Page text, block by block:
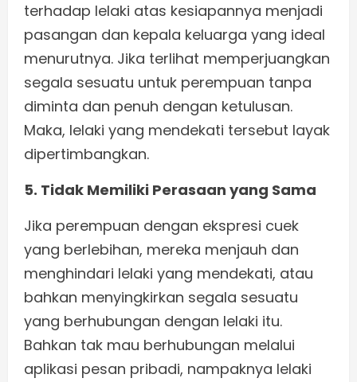
terhadap lelaki atas kesiapannya menjadi
pasangan dan kepala keluarga yang ideal
menurutnya. Jika terlihat memperjuangkan
segala sesuatu untuk perempuan tanpa
diminta dan penuh dengan ketulusan.
Maka, lelaki yang mendekati tersebut layak
dipertimbangkan.
5. Tidak Memiliki Perasaan yang Sama
Jika perempuan dengan ekspresi cuek
yang berlebihan, mereka menjauh dan
menghindari lelaki yang mendekati, atau
bahkan menyingkirkan segala sesuatu
yang berhubungan dengan lelaki itu.
Bahkan tak mau berhubungan melalui
aplikasi pesan pribadi, nampaknya lelaki